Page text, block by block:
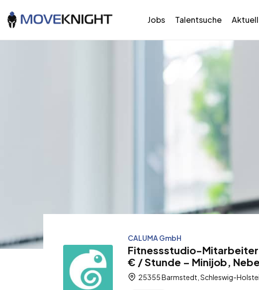
Jobs Talentsuche Aktuell
CALUMA GmbH
Fitnessstudio-
€ / Stunde – Minijob,
25355 Barmstedt, Schleswig-